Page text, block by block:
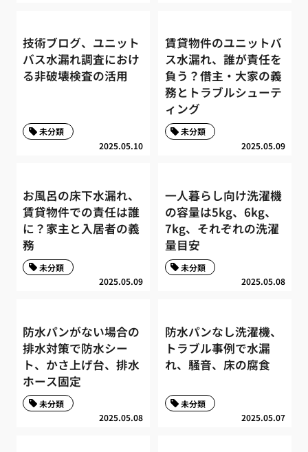
技術ブログ、ユニット
バス水漏れ調査におけ
る非破壊検査の活用
2025.05.10
未分類
賃貸物件のユニットバ
ス水漏れ、誰が責任を
負う？借主・大家の義
務とトラブルシューテ
ィング
2025.05.09
未分類
お風呂の床下水漏れ、
賃貸物件での責任は誰
に？家主と入居者の義
務
2025.05.09
未分類
一人暮らし向け洗濯機
の容量は5kg、6kg、
7kg、それぞれの洗濯
量目安
2025.05.08
未分類
防水パンがない場合の
排水対策で防水シー
ト、かさ上げ台、排水
ホース固定
2025.05.08
未分類
防水パンなし洗濯機、
トラブル事例で水漏
れ、騒音、床の腐食
2025.05.07
未分類